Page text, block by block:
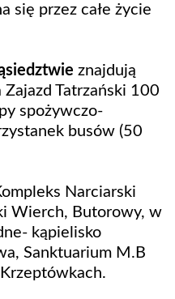
się przez całe życie
znajdują
Zajazd Tatrzański 100
spożywczo-
busów (50
Narciarski
Wierch, Butorowy, w
kąpielisko
Sanktuarium M.B